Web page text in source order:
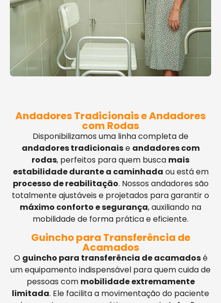
Andadores Tradicionais e Andadores
com Rodas
Disponibilizamos uma linha completa de
andadores tradicionaise andadores com
rodas, perfeitos para quem busca mais
estabilidade durante a caminhada ou está em
processo de reabilitação. Nossos andadores são
totalmente ajustáveis e projetados para garantir o
máximo conforto e segurança, auxiliando na
mobilidade de forma prática e eficiente.
Guincho para Transferência de
Acamados
O guincho para transferência de acamadosé
um equipamento indispensável para quem cuida de
pessoas com mobilidade extremamente
limitada. Ele facilita a movimentação do paciente